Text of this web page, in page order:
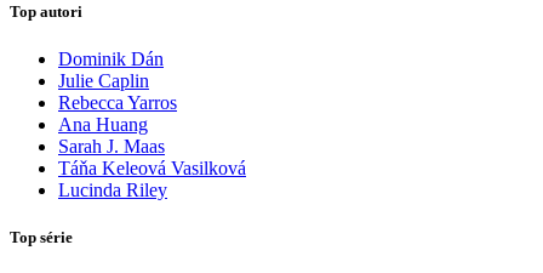
Top autori
Dominik Dán
Julie Caplin
Rebecca Yarros
Ana Huang
Sarah J. Maas
Táňa Keleová Vasilková
Lucinda Riley
Top série